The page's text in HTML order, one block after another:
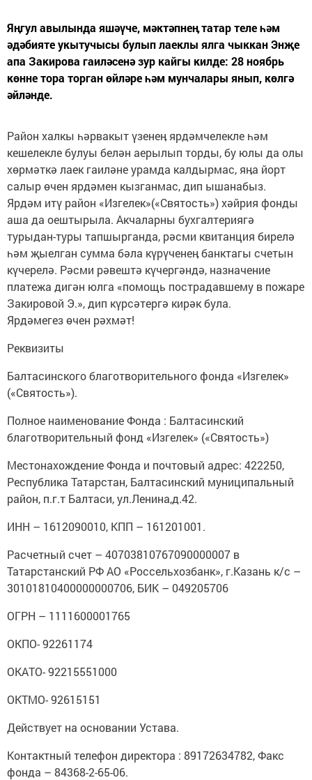
Яӊгул авылында яшәүче, мәктәпнеӊ татар теле һәм
әдәбияте укытучысы булып лаеклы ялга чыккан Энҗе
апа Закирова гаиләсенә зур кайгы килде: 28 ноябрь
көнне тора торган өйләре һәм мунчалары янып, көлгә
әйләнде.
Район халкы һәрвакыт үзенеӊ ярдәмчелекле һәм
кешелекле булуы белән аерылып торды, бу юлы да олы
хөрмәткә лаек гаиләне урамда калдырмас, яӊа йорт
салыр өчен ярдәмен кызганмас, дип ышанабыз.
Ярдәм итү район «Изгелек»(«Святость») хәйрия фонды
аша да оештырыла. Акчаларны бухгалтериягә
турыдан-туры тапшырганда, рәсми квитанция бирелә
һәм җыелган сумма бәла күрүченеӊ банктагы счетын
күчерелә. Рәсми рәвештә күчергәндә, назначение
платежа дигән юлга «помощь пострадавшему в пожаре
Закировой Э.», дип күрсәтергә кирәк була.
Ярдәмегез өчен рәхмәт!
Реквизиты
Балтасинского благотворительного фонда «Изгелек»
(«Святость»).
Полное наименование Фонда : Балтасинский
благотворительный фонд «Изгелек» («Святость»)
Местонахождение Фонда и почтовый адрес: 422250,
Республика Татарстан, Балтасинский муниципальный
район, п.г.т Балтаси, ул.Ленина,д.42.
ИНН – 1612090010, КПП – 161201001.
Расчетный счет – 40703810767090000007 в
Татарстанский РФ АО «Россельхозбанк», г.Казань к/с –
30101810400000000706, БИК – 049205706
ОГРН – 1111600001765
ОКПО- 92261174
ОКАТО- 92215551000
ОКТМО- 92615151
Действует на основании Устава.
Контактный телефон директора : 89172634782, Факс
фонда – 84368-2-65-06.